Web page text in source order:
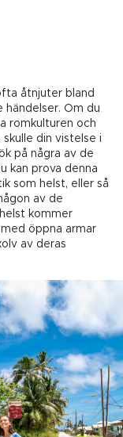
åtnjuter bland
händelser. Om du
romkulturen och
din vistelse i
på några av de
kan prova denna
som helst, eller så
av de
kommer
öppna armar
av deras